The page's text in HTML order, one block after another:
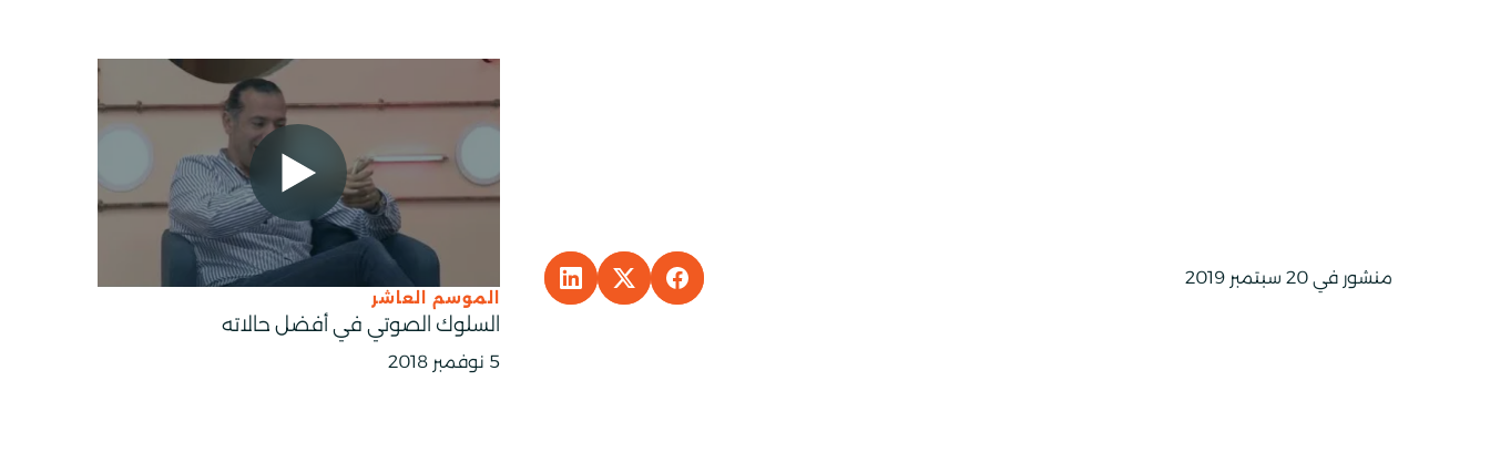
منشور في 20 سبتمبر 2019 SHARE TO FACEBOOK
SHARE TO X
SHARE TO LINKEDIN
الموسم العاشر
السلوك الصوتي في أفضل حالاته
5 نوفمبر 2018